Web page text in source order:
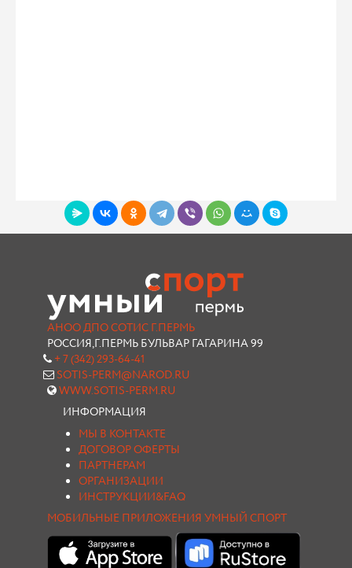
АНОО ДПО СОТИС Г.ПЕРМЬ
РОССИЯ,Г.ПЕРМЬ БУЛЬВАР ГАГАРИНА 99
+ 7 (342) 293-64-41
SOTIS-PERM@NAROD.RU
WWW.SOTIS-PERM.RU
ИНФОРМАЦИЯ
МЫ В КОНТАКТЕ
ДОГОВОР ОФЕРТЫ
ПАРТНЕРАМ
ОРГАНИЗАЦИИ
ИНСТРУКЦИИ&FAQ
МОБИЛЬНЫЕ ПРИЛОЖЕНИЯ УМНЫЙ СПОРТ